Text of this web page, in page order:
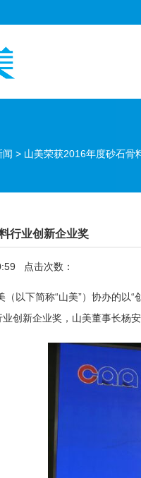
闻 > 山美荣获2016年度砂石骨
行业创新企业奖
点击次数：
（以下简称“山美”）协办的
创新企业奖，山美董事长杨